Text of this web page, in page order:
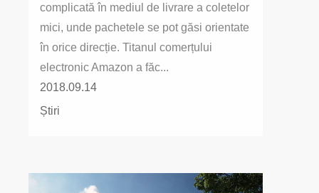
complicată în mediul de livrare a coletelor
mici, unde pachetele se pot găsi orientate
în orice direcție. Titanul comerțului
electronic Amazon a făc...
2018.09.14
Știri